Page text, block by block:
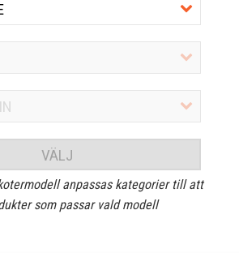
VÄLJ
anpassas kategorier till att
som passar vald modell